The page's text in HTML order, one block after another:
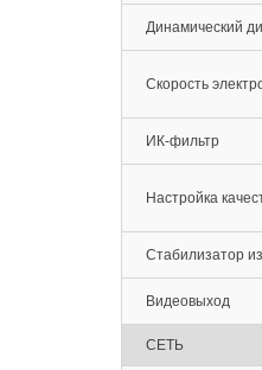
Динамический
Скорость
ИК-фильтр
Настройка
Стабилизатор
Видеовыход
СЕТЬ